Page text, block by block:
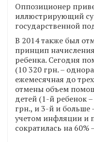
Оппозиционер
иллюстрирующий
государственной
В 2014 также был
принцип
ребенка. Сегодня
(10 320 грн. –
ежемесячная до
отмены объем
детей (1-й ребенок
грн., и 3-й и больше
учетом инфляции и
сократилась на 60%